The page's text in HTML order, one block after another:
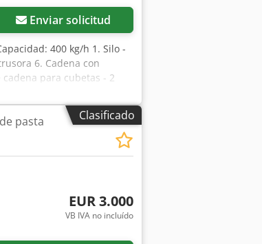
Enviar solicitud
400 kg/h 1. Silo -
6. Cadena con
para cubetas - 2
terminado 12. Panel de
Clasificado
Pedir más fotos
pasta
EUR 3.000
VB IVA no incluído